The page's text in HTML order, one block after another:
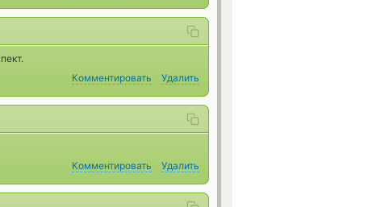
Комментировать Удалить
Комментировать Удалить